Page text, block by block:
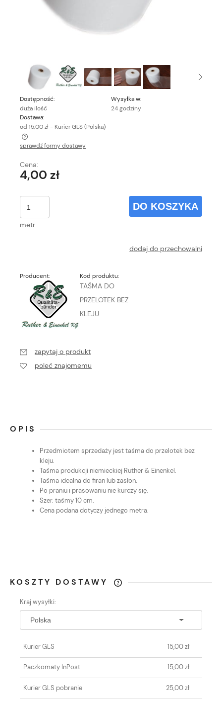
Dostępność:
duża ilość
Wysyłka w:
24 godziny
Dostawa:
od 15,00 zł- Kurier GLS(Polska)
Cena nie zawiera ewentualnych kosztów płatności
sprawdź formy dostawy
Cena:
4,00 zł
metr
DO KOSZYKA
dodaj do przechowalni
Producent: Kod produktu:
TAŚMA DO
PRZELOTEK BEZ
KLEJU
zapytaj o produkt
poleć znajomemu
OPIS
Przedmiotem sprzedaży jest taśma do przelotek bez
kleju.
Taśma produkcji niemieckiej Ruther & Einenkel.
Taśma idealna do firan lub zasłon.
Po praniu i prasowaniu nie kurczy się.
Szer. taśmy 10 cm.
Cena podana dotyczy jednego metra.
KOSZTY DOSTAWY
KOSZTÓW PŁATNOŚCI
Kraj wysyłki:
Kurier GLS 15,00 zł
Paczkomaty InPost 15,00 zł
Kurier GLS pobranie 25,00 zł